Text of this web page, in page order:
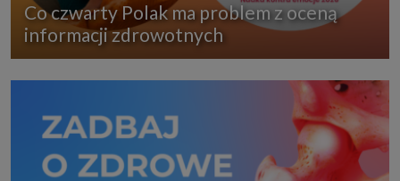
Co czwarty Polak ma problem z oceną
informacji zdrowotnych